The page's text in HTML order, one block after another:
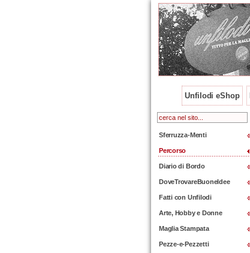
Unfilodi eShop
Sferruzza-Menti
Percorso
Diario di Bordo
DoveTrovareBuoneIdee
Fatti con Unfilodi
Arte, Hobby e Donne
Maglia Stampata
Pezze-e-Pezzetti